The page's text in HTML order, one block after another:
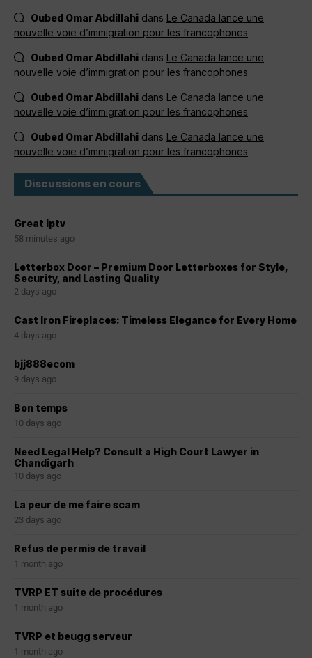
Oubed Omar Abdillahi dans Le Canada lance une
nouvelle voie d’immigration pour les francophones
Oubed Omar Abdillahi dans Le Canada lance une
nouvelle voie d’immigration pour les francophones
Oubed Omar Abdillahi dans Le Canada lance une
nouvelle voie d’immigration pour les francophones
Oubed Omar Abdillahi dans Le Canada lance une
nouvelle voie d’immigration pour les francophones
Discussions en cours
Great Iptv
58 minutes ago
Letterbox Door – Premium Door Letterboxes for Style,
Security, and Lasting Quality
2 days ago
Cast Iron Fireplaces: Timeless Elegance for Every Home
4 days ago
bjj888ecom
9 days ago
Bon temps
10 days ago
Need Legal Help? Consult a High Court Lawyer in
Chandigarh
10 days ago
La peur de me faire scam
23 days ago
Refus de permis de travail
1 month ago
TVRP ET suite de procédures
1 month ago
TVRP et beugg serveur
1 month ago